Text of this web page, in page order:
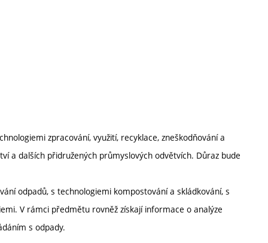
zpracování, využití, recyklace, zneškodňování a
a dalších přidružených průmyslových odvětvích. Důraz bude
odpadů, s technologiemi kompostování a skládkování, s
V rámci předmětu rovněž získají informace o analýze
s odpady.